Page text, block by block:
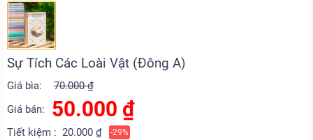
Sự Tích Các Loài Vật (Đông A)
Giá bìa:
70.000 ₫
Giá bán:
50.000 ₫
Tiết kiệm : 20.000 ₫ -29%